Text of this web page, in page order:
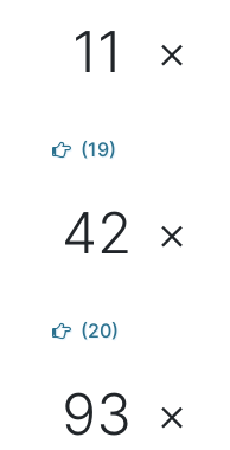
11 ×
(19)
42 ×
(20)
93 ×